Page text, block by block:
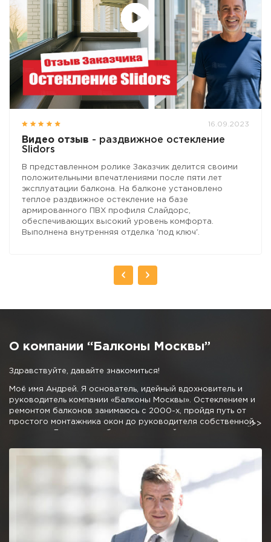
16.09.2023
Видео отзыв - раздвижное остекление
Slidors
В представленном ролике Заказчик делится своими
положительными впечатлениями после пяти лет
эксплуатации балкона. На балконе установлено
теплое раздвижное остекление на базе
армированного ПВХ профиля Слайдорс,
обеспечивающих высокий уровень комфорта.
Выполнена внутренняя отделка 'под ключ'.
О компании “Балконы Москвы”
Здравствуйте, давайте знакомиться!
Моё имя Андрей. Я основатель, идейный вдохновитель и
руководитель компании «Балконы Москвы». Остеклением и
ремонтом балконов занимаюсь с 2000-х, пройдя путь от
простого монтажника окон до руководителя собственной
благоустройства балконов и лоджий.
Мне не очень хочется писать про низкие цены, 50% скидки и
10 летнюю гарантию, как это требуют от меня маркетологи,
отмечу одно, мне не стыдно за качество нашей работы.
Можете вызвать десяток компаний сравнивая наш подход и
ценовую политику и убедитесь, что с нами можно и нужно